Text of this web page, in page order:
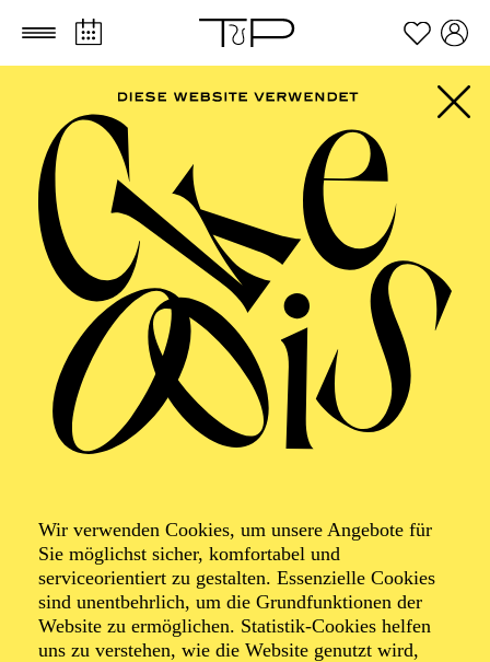
Zum Hauptinhalt springen Zum Footer springen
Wir verwenden Cookies, um unsere Angebote für
Sie möglichst sicher, komfortabel und
serviceorientiert zu gestalten. Essenzielle Cookies
sind unentbehrlich, um die Grundfunktionen der
Website zu ermöglichen. Statistik-Cookies helfen
uns zu verstehen, wie die Website genutzt wird,
AALTO MUSIKTHEATER
La fanciulla del
West
(Das Mädchen aus dem Goldenen
Westen)